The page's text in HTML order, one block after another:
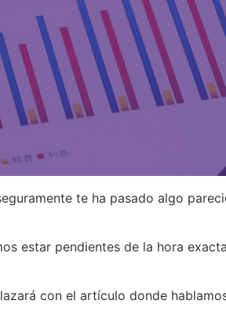
te ha pasado algo
estar pendientes de la hora
con el artículo donde